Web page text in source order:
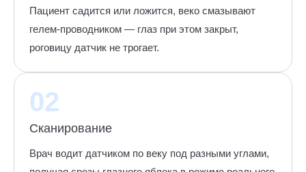
Пациент садится или ложится, веко смазывают
гелем-проводником — глаз при этом закрыт,
роговицу датчик не трогает.
02
Сканирование
Врач водит датчиком по веку под разными углами,